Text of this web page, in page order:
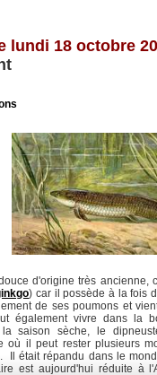
lundi 18 octobre
d'origine très ancienne,
) car il possède à la fois
de ses poumons et
également vivre dans la
la saison sèche, le
où il peut rester plusieurs
Il était répandu dans le
est aujourd'hui réduite à